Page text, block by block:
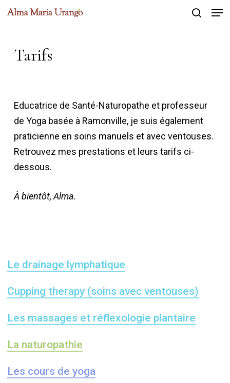
Skip
contentTarifs
Educatrice de Santé-Naturopathe et professeur
de Yoga basée à Ramonville, je suis également
praticienne en soins manuels et avec ventouses.
Retrouvez mes prestations et leurs tarifs ci-
dessous.
À bientôt, Alma.
Le drainage lymphatique
Cupping therapy (soins avec ventouses)
Les massages et réflexologie plantaire
La naturopathie
Les cours de yoga